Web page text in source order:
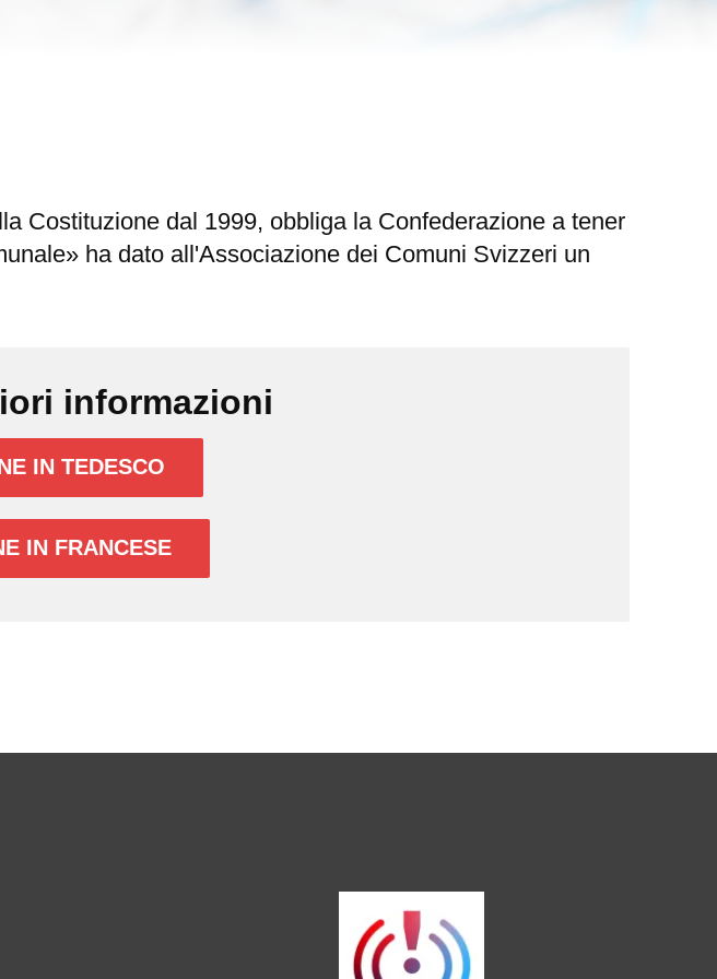
Costituzione dal 1999, obbliga la Confederazione a tener
ha dato all'Associazione dei Comuni Svizzeri un
informazioni
IN TEDESCO
IN FRANCESE